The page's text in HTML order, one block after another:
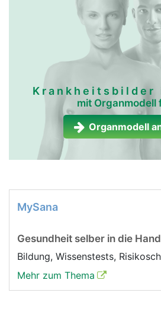
Krankheitsbilder
mit Organmodell
Organmodell
MySana
Gesundheit selber in die
Bildung, Wissenstests,
Mehr zum Thema